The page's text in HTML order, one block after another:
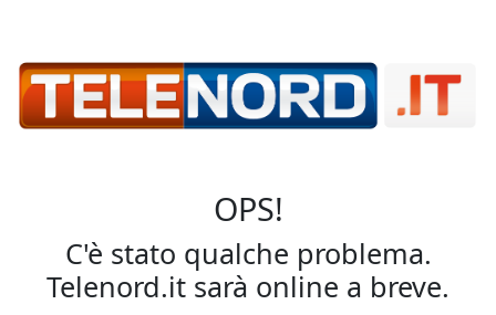
OPS!
C'è stato qualche problema.
Telenord.it sarà online a breve.